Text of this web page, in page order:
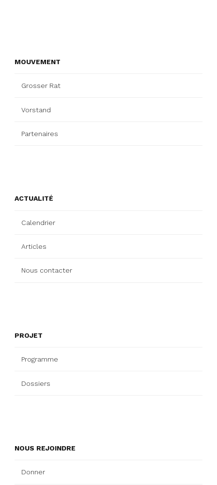
MOUVEMENT
Grosser Rat
Vorstand
Partenaires
ACTUALITÉ
Calendrier
Articles
Nous contacter
PROJET
Programme
Dossiers
NOUS REJOINDRE
Donner